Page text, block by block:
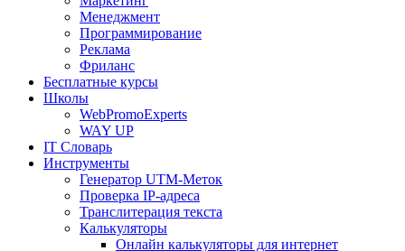
Менеджмент
Программирование
Реклама
Фриланс
Бесплатные курсы
Школы
WebPromoExperts
WAY UP
IT Словарь
Инструменты
Генератор UTM-Меток
Проверка IP-адреса
Транслитерация текста
Калькуляторы
Онлайн калькуляторы для интернет